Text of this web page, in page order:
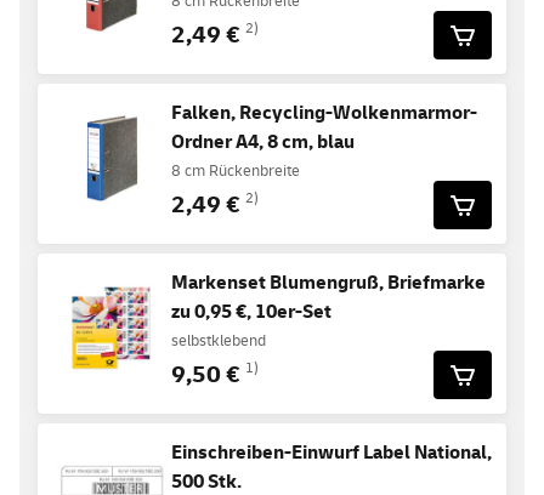
2,49 € 2)
Falken, Recycling-Wolkenmarmor-
Ordner A4, 8 cm, blau
8 cm Rückenbreite
2,49 € 2)
Markenset Blumengruß, Briefmarke
zu 0,95 €, 10er-Set
selbstklebend
9,50 € 1)
Einschreiben-Einwurf Label National,
500 Stk.